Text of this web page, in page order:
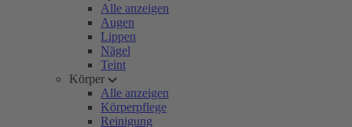
Alle anzeigen
Augen
Lippen
Nägel
Teint
Körper
Alle anzeigen
Körperpflege
Reinigung